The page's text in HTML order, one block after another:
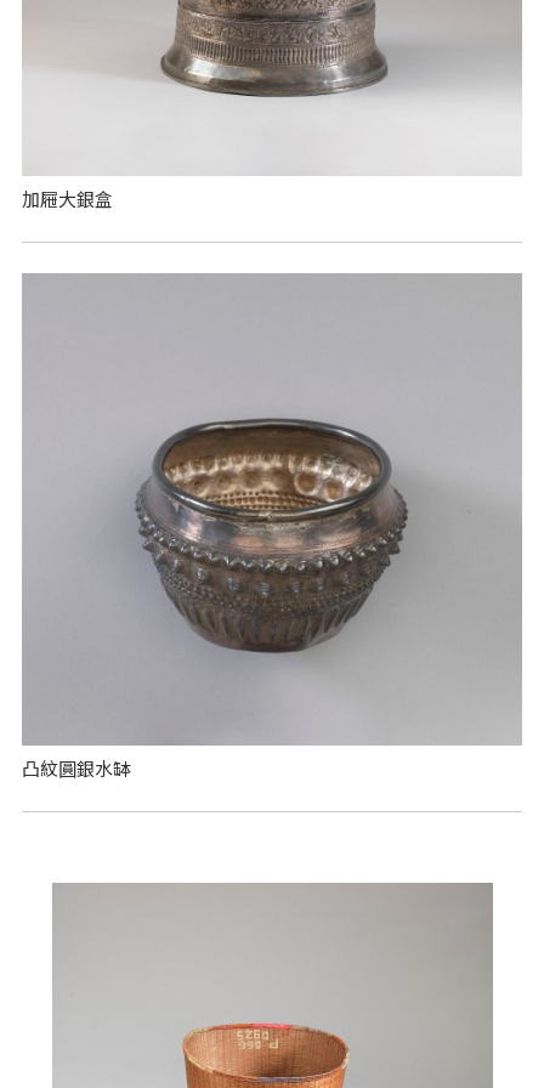
加屜大銀盒
凸紋圓銀水缽